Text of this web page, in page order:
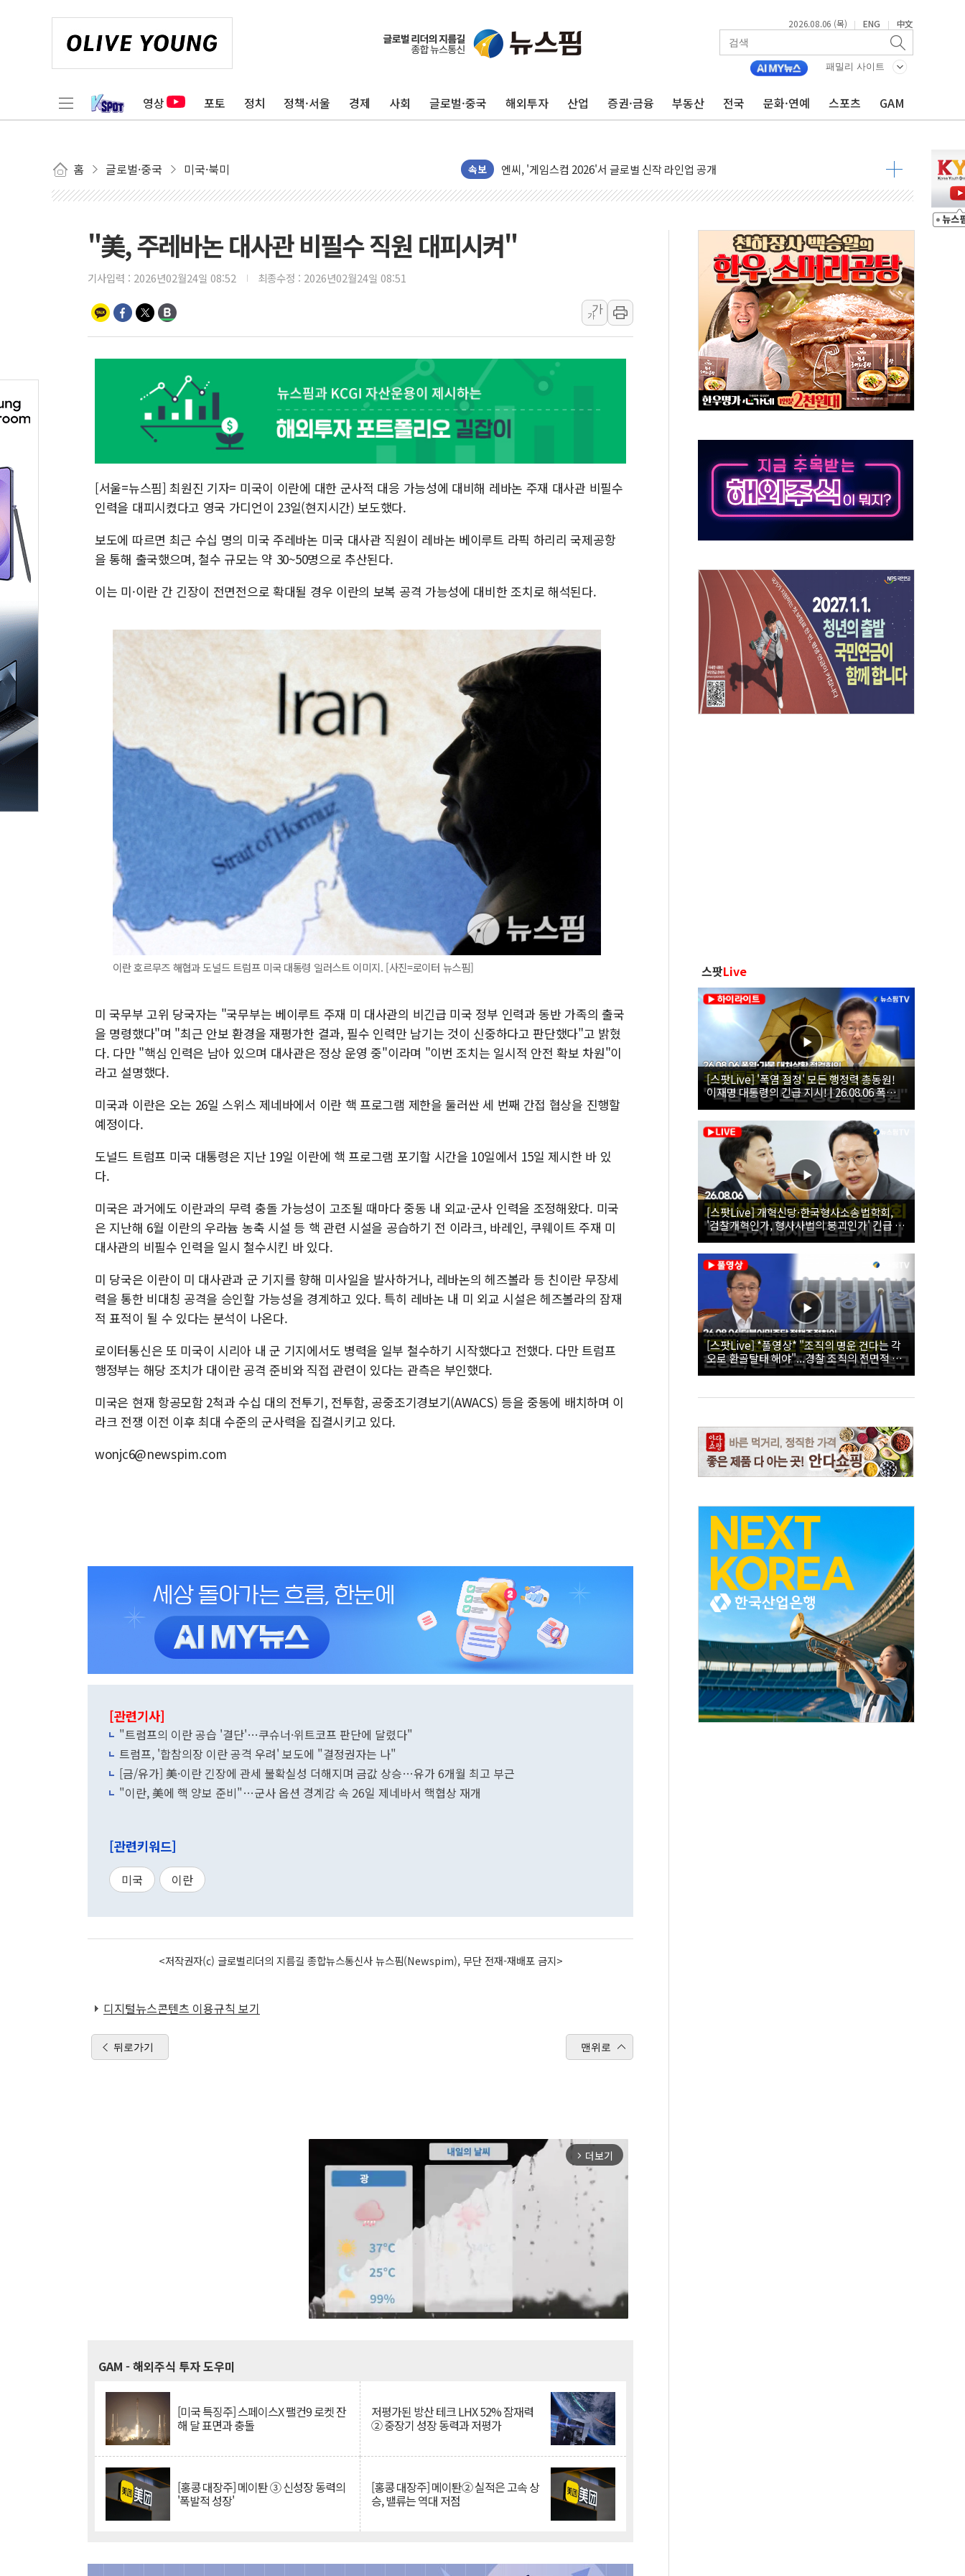
2026.08.06 (목) | ENG | 中文
패밀리 사이트
영상 포토 정치 정책·서울 경제 사회 글로벌·중국 해외투자 산업 증권·금융 부동산 전국 문화·연예 스포츠 GAM
홈 글로벌·중국 미국·북미 속보
피치 "韓 코스피 약세 장기화 시 주택수요 위축 우려"
법원, 한미 임주현 지분 100억 가압류 결정…4자 연합 균열 조짐
롯데백화점, '홈스타일링 페어'…리빙 최대 50% 할인
[AI 카드뉴스] 어린이집·유치원 비상! 수족구병이 다시 유행합니다.
[르포] 폭염 속 '자폭 드론' 첫 실사격…미 해병대, 한반도 지형서 FPV 공격훈련 공개
공정위 "국고채 PD 15곳, 관행 아닌 담합…76조2000억 입찰 영향"
중소기업 기술자료 중국 계열사에 넘긴 세라젬…공정위 과징금 4억3200만원
정부, 한화오션·에코프로비엠 등 '슈퍼을' 5곳 선정...소부장 핵심기업 추가 육성
국표원, 해외직구 물놀이기구·유아용품 등 94개 제품 안전기준 '부적합'
쉐이크쉑, 남양주 현대아울렛에 '다산점' 열어
'달라진 임신·출산·육아 지원 한눈에'…인사처, 공무원 인사제도 안내서 발간
정부혁신 우수사례 세계에 알린다…식약처 AI 심사·소방청 119안심콜 영문 영상 제작
부모가 정부24에서 자녀 출입국증명서 발급…7일부터 온라인 대리 신청 가능
소방청, 전국 시·도 구급과장 회의…중증환자 이송체계 전국 확대 점검
윤상현, 사관학교 통합 비판…"국방개혁은 정치적 감정 따라 추진해선 안 돼"
펄어비스, 붉은사막 영상 콘테스트 '비욘드 디 어비스' 수상작 발표
현대리바트, '2026 코리아빌드위크' 참가…리모델링 상담 제공
"美, 주레바논 대사관 비필수 직원 대피시켜"
기사입력 : 2026년02월24일 08:52 최종수정 : 2026년02월24일 08:51
가
가
[서울=뉴스핌] 최원진 기자= 미국이 이란에 대한 군사적 대응 가능성에 대비해 레바논 주재 대사관 비필수
인력을 대피시켰다고 영국 가디언이 23일(현지시간) 보도했다.
보도에 따르면 최근 수십 명의 미국 주레바논 미국 대사관 직원이 레바논 베이루트 라픽 하리리 국제공항
을 통해 출국했으며, 철수 규모는 약 30~50명으로 추산된다.
이는 미·이란 간 긴장이 전면전으로 확대될 경우 이란의 보복 공격 가능성에 대비한 조치로 해석된다.
이란 호르무즈 해협과 도널드 트럼프 미국 대통령 일러스트 이미지. [사진=로이터 뉴스핌]
미 국무부 고위 당국자는 "국무부는 베이루트 주재 미 대사관의 비긴급 미국 정부 인력과 동반 가족의 출국
을 명령했다"며 "최근 안보 환경을 재평가한 결과, 필수 인력만 남기는 것이 신중하다고 판단했다"고 밝혔
다. 다만 "핵심 인력은 남아 있으며 대사관은 정상 운영 중"이라며 "이번 조치는 일시적 안전 확보 차원"이
라고 설명했다.
미국과 이란은 오는 26일 스위스 제네바에서 이란 핵 프로그램 제한을 둘러싼 세 번째 간접 협상을 진행할
예정이다.
도널드 트럼프 미국 대통령은 지난 19일 이란에 핵 프로그램 포기할 시간을 10일에서 15일 제시한 바 있
다.
미국은 과거에도 이란과의 무력 충돌 가능성이 고조될 때마다 중동 내 외교·군사 인력을 조정해왔다. 미국
은 지난해 6월 이란의 우라늄 농축 시설 등 핵 관련 시설을 공습하기 전 이라크, 바레인, 쿠웨이트 주재 미
대사관의 비필수 인력을 일시 철수시킨 바 있다.
미 당국은 이란이 미 대사관과 군 기지를 향해 미사일을 발사하거나, 레바논의 헤즈볼라 등 친이란 무장세
력을 통한 비대칭 공격을 승인할 가능성을 경계하고 있다. 특히 레바논 내 미 외교 시설은 헤즈볼라의 잠재
적 표적이 될 수 있다는 분석이 나온다.
로이터통신은 또 미국이 시리아 내 군 기지에서도 병력을 일부 철수하기 시작했다고 전했다. 다만 트럼프
행정부는 해당 조치가 대이란 공격 준비와 직접 관련이 있다는 관측은 부인했다.
미국은 현재 항공모함 2척과 수십 대의 전투기, 전투함, 공중조기경보기(AWACS) 등을 중동에 배치하며 이
라크 전쟁 이전 이후 최대 수준의 군사력을 집결시키고 있다.
wonjc6@newspim.com
[관련기사]
"트럼프의 이란 공습 '결단'…쿠슈너·위트코프 판단에 달렸다"
트럼프, '합참의장 이란 공격 우려' 보도에 "결정권자는 나"
[금/유가] 美·이란 긴장에 관세 불확실성 더해지며 금값 상승…유가 6개월 최고 부근
"이란, 美에 핵 양보 준비"…군사 옵션 경계감 속 26일 제네바서 핵협상 재개
[관련키워드]
미국 이란
<저작권자(c) 글로벌리더의 지름길 종합뉴스통신사 뉴스핌(Newspim), 무단 전재-재배포 금지>
디지털뉴스콘텐츠 이용규칙 보기
뒤로가기 맨위로
arrow_forward_ios 더보기
GAM - 해외주식 투자 도우미
[미국 특징주] 스페이스X 팰컨9 로켓 잔
해 달 표면과 충돌
저평가된 방산 테크 LHX 52% 잠재력
② 중장기 성장 동력과 저평가
[홍콩 대장주] 메이퇀 ③ 신성장 동력의
'폭발적 성장'
[홍콩 대장주] 메이퇀② 실적은 고속 상
승, 밸류는 역대 저점
스팟Live
[스팟Live] '폭염 절정' 모든 행정력 총동원!
이재명 대통령의 긴급 지시! | 26.08.06 폭염•
가뭄 대처상황 점검회의
[스팟Live] 개혁신당·한국형사소송법학회,
'검찰개혁인가, 형사사법의 붕괴인가' 긴급 세
미나｜26.08.06
[스팟Live] *풀영상* "조직의 명운 건다는 각
오로 환골탈태 해야"...경찰 조직의 전면적 쇄
신 촉구한 한병도 | 26.08.06 더불어민주당 정